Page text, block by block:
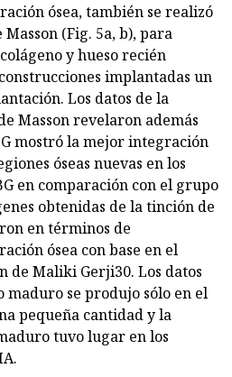
ósea, también se realizó
(Fig. 5a, b), para
y hueso recién
implantadas un
Los datos de la
Masson revelaron además
mostró la mejor integración
óseas nuevas en los
en comparación con el grupo
obtenidas de la tinción de
en términos de
ósea con base en el
de Maliki Gerji30. Los datos
maduro se produjo sólo en el
pequeña cantidad y la
tuvo lugar en los